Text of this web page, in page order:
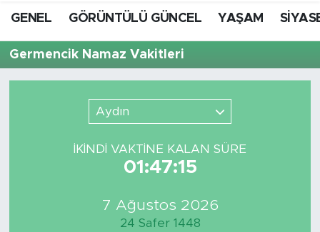
GENEL GÖRÜNTÜLÜ GÜNCEL YAŞAM
Germencik Namaz Vakitleri
Aydın
İKINDI VAKTİNE KALAN SÜRE
01:47:15
7 Ağustos 2026
24 Safer 1448
Son Dakika Haberleri